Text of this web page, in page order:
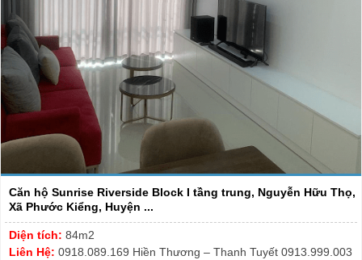
Căn hộ Sunrise Riverside Block I tầng trung, Nguyễn Hữu Thọ,
Xã Phước Kiểng, Huyện ...
Diện tích: 84m2
Liên Hệ: 0918.089.169 Hiền Thương – Thanh Tuyết 0913.999.003